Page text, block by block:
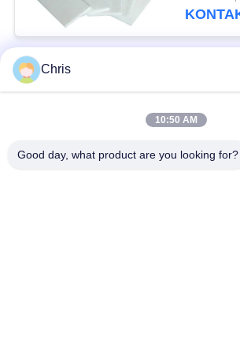
Bad Request
Chris
10:50 AM
Good day, what product are you looking for?